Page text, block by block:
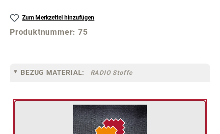
Zum Merkzettel hinzufügen
Produktnummer:75
BEZUG MATERIAL: RADIO Stoffe